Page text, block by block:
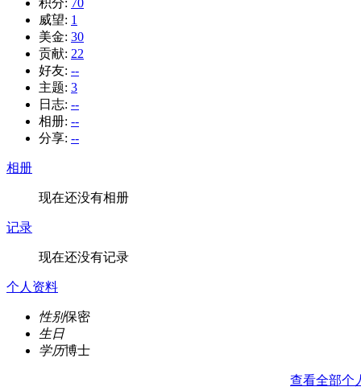
威望: 1
美金: 30
贡献: 22
好友: --
主题: 3
日志: --
相册: --
分享: --
相册
现在还没有相册
记录
现在还没有记录
个人资料
性别保密
生日
学历博士
查看全部个